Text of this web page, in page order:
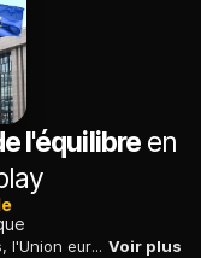
l'équilibreen
A force de chercher toujours le compromis, l'Union européenne ne finit-elle pas par trahir ses idéaux ? A l'approche des élections, immersion dans ses rouages. Voir plus